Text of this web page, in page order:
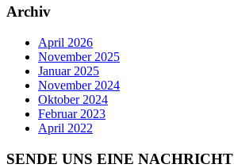
Archiv
April 2026
November 2025
Januar 2025
November 2024
Oktober 2024
Februar 2023
April 2022
SENDE UNS EINE NACHRICHT